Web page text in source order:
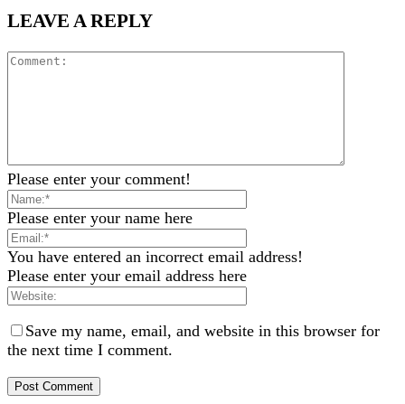
LEAVE A REPLY
Please enter your comment!
Please enter your name here
You have entered an incorrect email address!
Please enter your email address here
Save my name, email, and website in this browser for
the next time I comment.